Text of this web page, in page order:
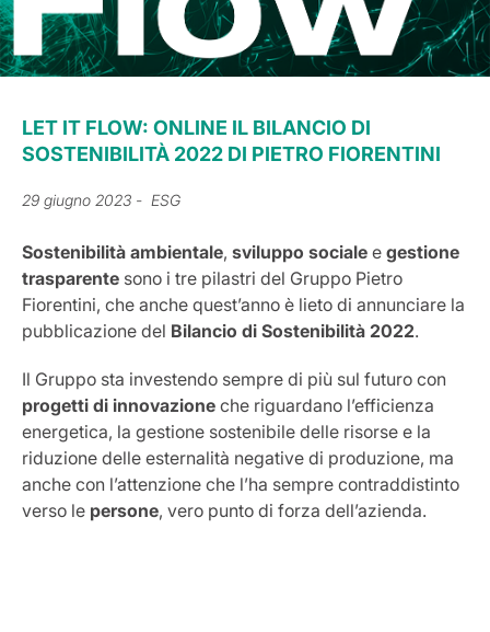
LET IT FLOW: ONLINE IL BILANCIO DI
SOSTENIBILITÀ 2022 DI PIETRO FIORENTINI
29 giugno 2023 - ESG
Sostenibilità ambientale, sviluppo sociale e gestione
trasparente sono i tre pilastri del Gruppo Pietro
Fiorentini, che anche quest’anno è lieto di annunciare la
pubblicazione del Bilancio di Sostenibilità 2022.
Il Gruppo sta investendo sempre di più sul futuro con
progetti di innovazione che riguardano l’efficienza
energetica, la gestione sostenibile delle risorse e la
riduzione delle esternalità negative di produzione, ma
anche con l’attenzione che l’ha sempre contraddistinto
verso le persone, vero punto di forza dell’azienda.